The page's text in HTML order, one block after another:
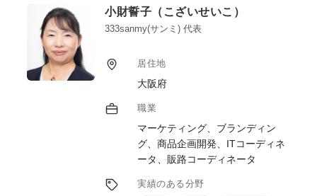
小財誓子（こざいせいこ）
333sanmy(サンミ) 代表
居住地
大阪府
職業
マーケティング、ブランディン
グ、商品企画開発、ITコーディネ
ータ、販路コーディネータ
実績のある分野